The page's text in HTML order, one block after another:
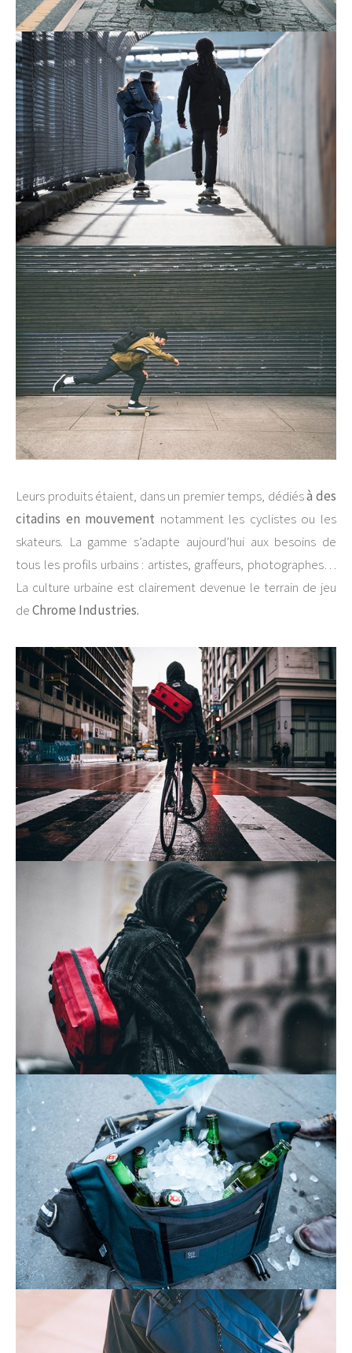
Leurs produits étaient, dans un premier temps, dédiésà des
citadins en mouvement notamment les cyclistes ou les
skateurs. La gamme s’adapte aujourd’hui aux besoins de
tous les profils urbains : artistes, graffeurs, photographes…
La culture urbaine est clairement devenue le terrain de jeu
deChrome Industries.